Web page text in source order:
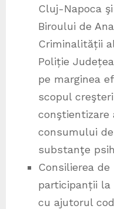
Cluj-Napoca
Biroului de
Criminalității
Poliție
pe marginea
scopul
conştientizare
consumului
substanţe
Consilierea
participanții la
cu ajutorul